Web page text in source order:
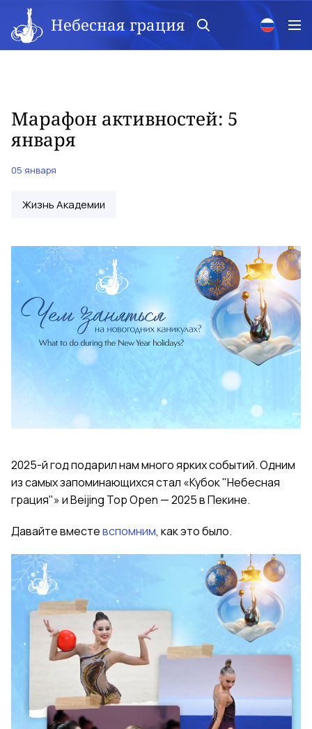
Небесная грация
Марафон активностей: 5
января
05 января
Жизнь Академии
2025-й год подарил нам много ярких событий. Одним
из самых запоминающихся стал «Кубок "Небесная
грация"» и Beijing Top Open — 2025 в Пекине.
Давайте вместевспомним, как это было.